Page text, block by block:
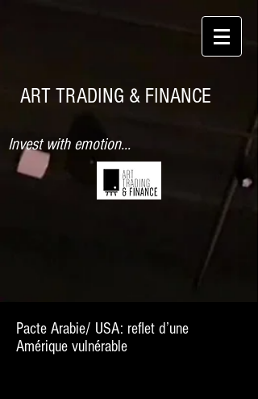
ART TRADING & FINANCE
Invest with emotion...
Pacte Arabie/ USA: reflet d’une
Amérique vulnérable